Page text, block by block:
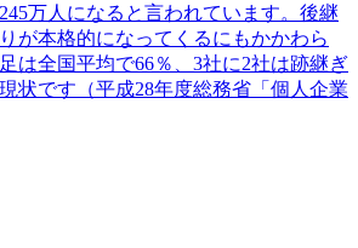
万人になると言われています。後継
が本格的になってくるにもかかわら
は全国平均で66％、3社に2社は跡継ぎ
状です（平成28年度総務省「個人企業